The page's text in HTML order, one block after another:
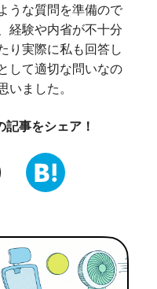
うな質問を準備ので
経験や内省が不十分
り実際に私も回答し
して適切な問いなの
ました。
事をシェア！